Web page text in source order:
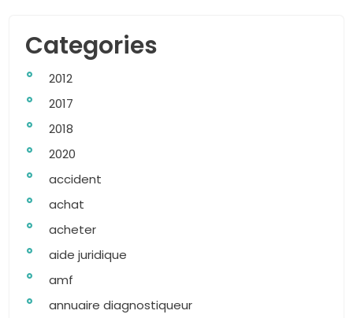
Categories
2012
2017
2018
2020
accident
achat
acheter
aide juridique
amf
annuaire diagnostiqueur